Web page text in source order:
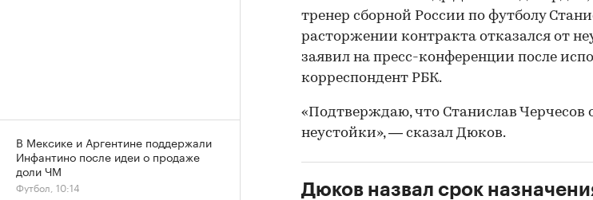
тренер сборной России по футболу
расторжении контракта отказался от
заявил на пресс-конференции после
корреспондент РБК.
«Подтверждаю, что Станислав Черчесов
неустойки», — сказал Дюков.
Дюков назвал срок
В Мексике и Аргентине поддержали
Инфантино после идеи о продаже
доли ЧМ
Футбол, 10:14